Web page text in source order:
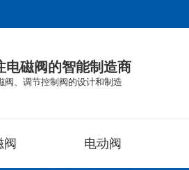
电磁阀的智能制造商
阀、调节控制阀的设计和制造
阀 电动阀